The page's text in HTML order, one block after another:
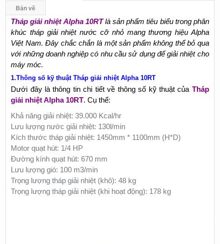
Bản vẽ
Tháp giải nhiệt Alpha 10RTlà sản phẩm tiêu biểu trong phân
khúc tháp giải nhiệt nước cỡ nhỏ mang thương hiệu Alpha
Việt Nam. Đây chắc chắn là một sản phẩm không thể bỏ qua
với những doanh nghiệp có nhu cầu sử dụng để giải nhiệt cho
máy móc.
1.Thông số kỹ thuật Tháp giải nhiệt Alpha 10RT
Dưới đây là thông tin chi tiết về thông số kỹ thuật của Tháp
giải nhiệt Alpha 10RT. Cụ thể:
Khả năng giải nhiệt: 39.000 Kcal/hr
Lưu lượng nước giải nhiệt: 130l/min
Kích thước tháp giải nhiệt: 1450mm * 1100mm (H*D)
Motor quạt hút: 1/4 HP
Đường kính quạt hút: 670 mm
Lưu lượng gió: 100 m3/min
Trọng lượng tháp giải nhiệt (khô): 48 kg
Trọng lượng tháp giải nhiệt (khi hoạt động): 178 kg